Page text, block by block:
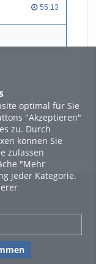
optimal für Sie
"Akzeptieren"
zu. Durch
können Sie
zulassen
"Mehr
jeder Kategorie.
55:13